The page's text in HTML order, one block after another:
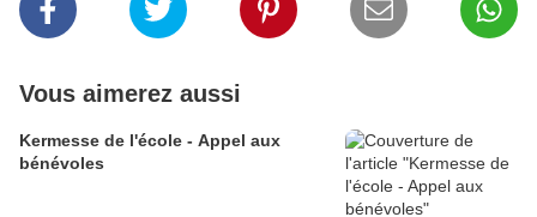
Vous aimerez aussi
Kermesse de l'école - Appel aux
bénévoles